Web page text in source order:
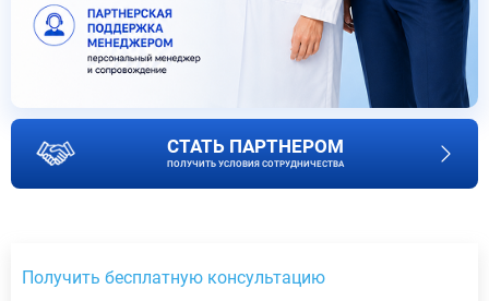
СТАТЬ ПАРТНЕРОМ
ПОЛУЧИТЬ УСЛОВИЯ СОТРУДНИЧЕСТВА
Получить бесплатную консультацию